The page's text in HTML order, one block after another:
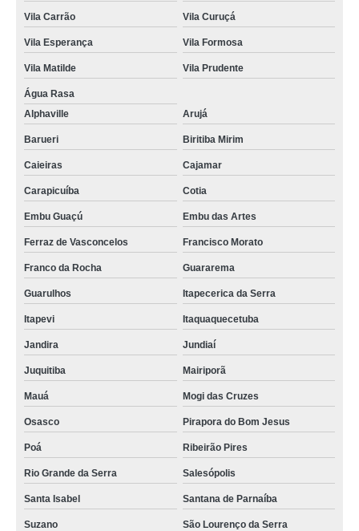
Vila Carrão Vila Curuçá
Vila Esperança Vila Formosa
Vila Matilde Vila Prudente
Água Rasa
Alphaville
Arujá
Barueri Biritiba Mirim
Caieiras Cajamar
Carapicuíba Cotia
Embu Guaçú Embu das Artes
Ferraz de Vasconcelos Francisco Morato
Franco da Rocha Guararema
Guarulhos Itapecerica da Serra
Itapevi Itaquaquecetuba
Jandira Jundiaí
Juquitiba Mairiporã
Mauá Mogi das Cruzes
Osasco Pirapora do Bom Jesus
Poá Ribeirão Pires
Rio Grande da Serra Salesópolis
Santa Isabel Santana de Parnaíba
Suzano São Lourenço da Serra